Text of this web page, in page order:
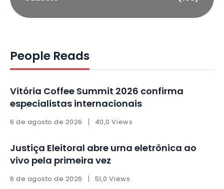
People Reads
Vitória Coffee Summit 2026 confirma
especialistas internacionais
6 de agosto de 2026 40,0 Views
Justiça Eleitoral abre urna eletrônica ao
vivo pela primeira vez
6 de agosto de 2026 51,0 Views